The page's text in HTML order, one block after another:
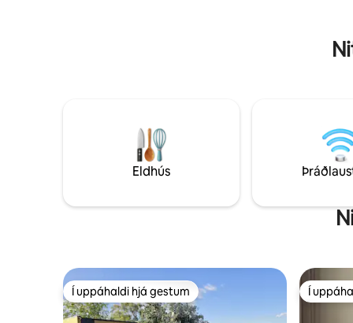
Eldhús
Í uppáhaldi hjá gestum
Í uppáhaldi hjá gestum Í
Í